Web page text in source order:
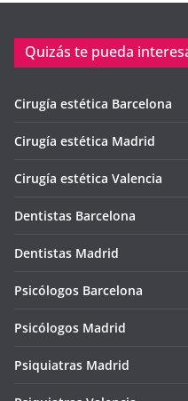
Quizás te pueda
Cirugía estética Barcelona
Cirugía estética Madrid
Cirugía estética Valencia
Dentistas Barcelona
Dentistas Madrid
Psicólogos Barcelona
Psicólogos Madrid
Psiquiatras Madrid